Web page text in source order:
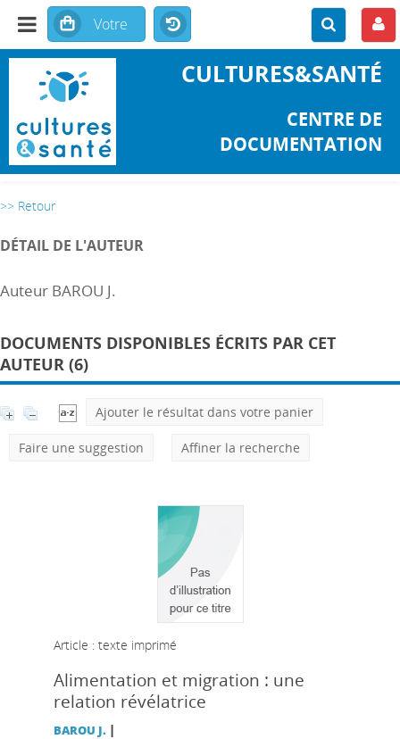
CULTURES&SANTÉ
CENTRE DE
DOCUMENTATION
>> Retour
DÉTAIL DE L'AUTEUR
Auteur BAROU J.
DOCUMENTS DISPONIBLES ÉCRITS PAR CET
AUTEUR (6)
Ajouter le résultat dans votre panier
Faire une suggestion Affiner la recherche
Article : texte imprimé
Alimentation et migration : une
relation révélatrice
BAROU J. |